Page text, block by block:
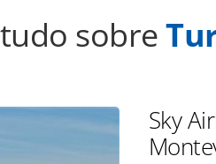
sobre
Sky